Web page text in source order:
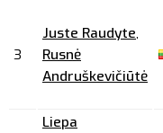
3
Juste Raudyte,
Rusnė
Andruškevičiūtė
Liepa